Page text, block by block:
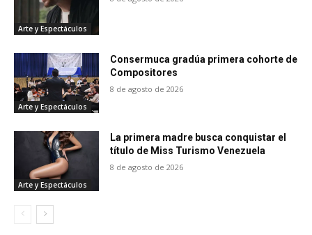
Arte y Espectáculos
Arte y Espectáculos
Consermuca gradúa primera cohorte de
Compositores
8 de agosto de 2026
Arte y Espectáculos
La primera madre busca conquistar el
título de Miss Turismo Venezuela
8 de agosto de 2026